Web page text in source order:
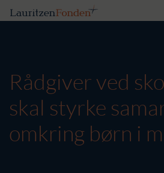
Rådgiver ved
skal styrke
omkring børn i